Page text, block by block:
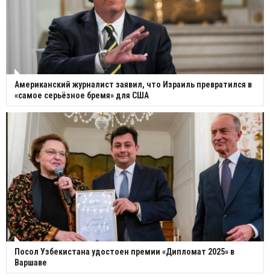
Американский журналист заявил, что Израиль превратился в
«самое серьёзное бремя» для США
Посол Узбекистана удостоен премии «Дипломат 2025» в
Варшаве